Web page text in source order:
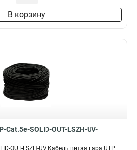
В корзину
Cat.5e-SOLID-OUT-LSZH-UV-
OUT-LSZH-UV Кабель витая пара UTP